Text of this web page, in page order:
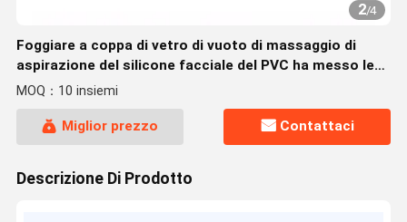
2/4
Foggiare a coppa di vetro di vuoto di massaggio di
aspirazione del silicone facciale del PVC ha messo le
anti celluliti
MOQ：10 insiemi
Miglior prezzo Contattaci
Descrizione Di Prodotto